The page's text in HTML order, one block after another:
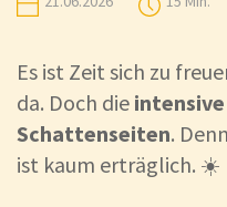
Es ist Zeit sich zu
da. Doch die
Schattenseiten.
ist kaum erträglich. ☀️